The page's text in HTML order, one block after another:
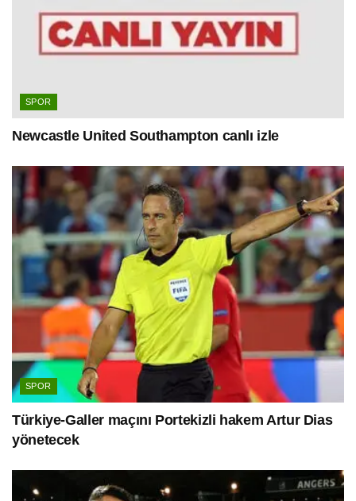
SPOR
Newcastle United Southampton canlı izle
SPOR
Türkiye-Galler maçını Portekizli hakem Artur Dias
yönetecek